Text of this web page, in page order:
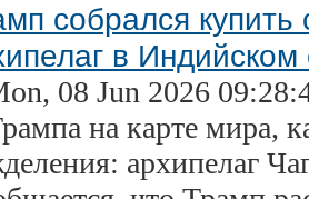
собрался купить
в Индийском
08 Jun 2026
на карте мира,
архипелаг